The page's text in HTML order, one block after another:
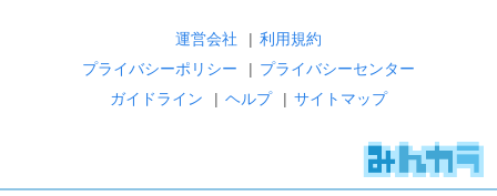
運営会社 | 利用規約
プライバシーポリシー
| プライバシーセンター
ガイドライン
| ヘルプ | サイトマップ